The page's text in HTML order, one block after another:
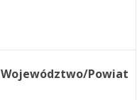
Województwo/Powiat